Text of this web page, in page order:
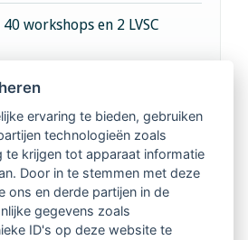
workshops en 2 LVSC
vakgenoten
professionals in 14
opdrachtgevers
ervaring te bieden, gebruiken
technologieën zoals
te krijgen tot apparaat informatie
Door in te stemmen met deze
ons en derde partijen in de
gegevens zoals
ID's op deze website te